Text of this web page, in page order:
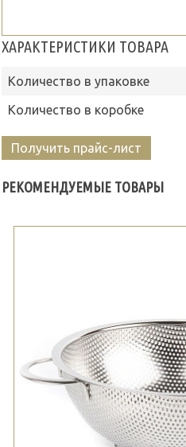
ХАРАКТЕРИСТИКИ ТОВАРА
Количество в упаковке
Количество в коробке
Получить прайс-лист
РЕКОМЕНДУЕМЫЕ ТОВАРЫ